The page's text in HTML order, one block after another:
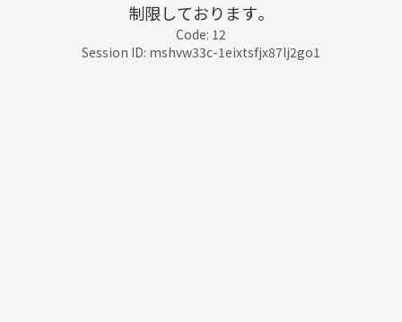
制限しております。
Code: 12
Session ID: mshvw33c-1eixtsfjx87lj2go1